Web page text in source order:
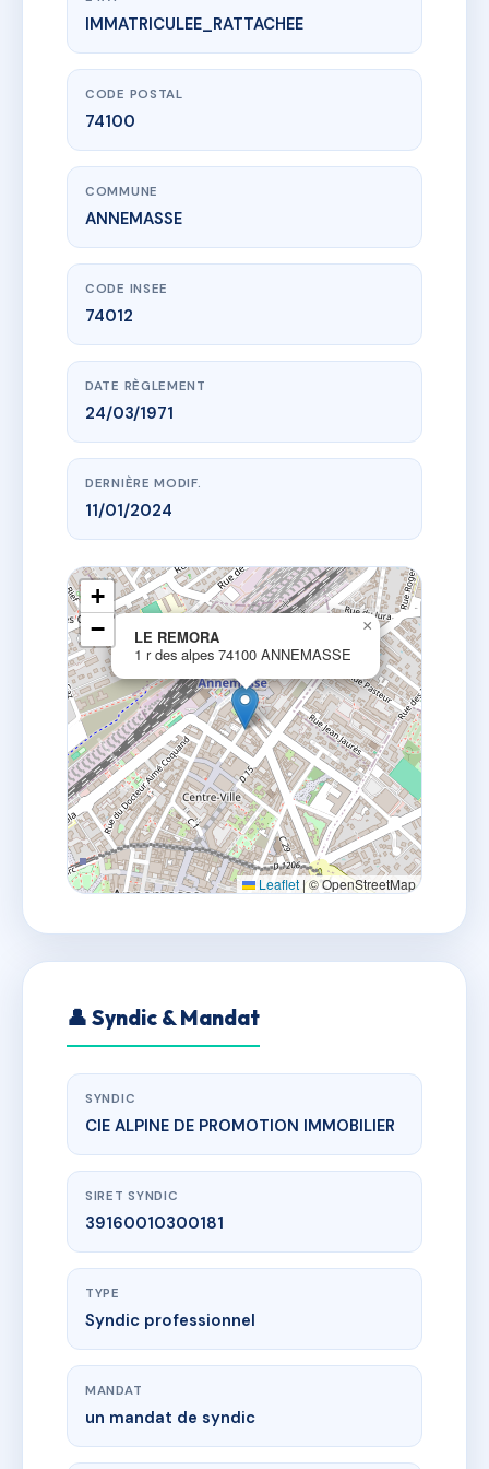
www.vme.plus/AC6789952
LE REMORA
1 r des alpes74100 ANNEMASSE
IMMATRICULEE_RATTACHEE
CODE POSTAL
74100
COMMUNE
ANNEMASSE
CODE INSEE
74012
DATE RÈGLEMENT
24/03/1971
DERNIÈRE MODIF.
11/01/2024
LE REMORA
1 r des alpes 74100 ANNEMASSE
×
+
−
Leaflet |© OpenStreetMap
👤 Syndic & Mandat
SYNDIC
CIE ALPINE DE PROMOTION IMMOBILIER
SIRET SYNDIC
39160010300181
TYPE
Syndic professionnel
MANDAT
un mandat de syndic